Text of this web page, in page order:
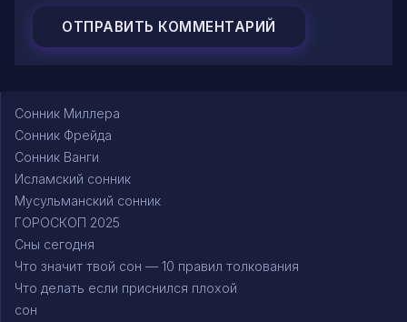
Сонник Миллера
Сонник Фрейда
Сонник Ванги
Исламский сонник
Мусульманский сонник
ГОРОСКОП 2025
Сны сегодня
Что значит твой сон — 10 правил толкования
Что делать если приснился плохой
сон